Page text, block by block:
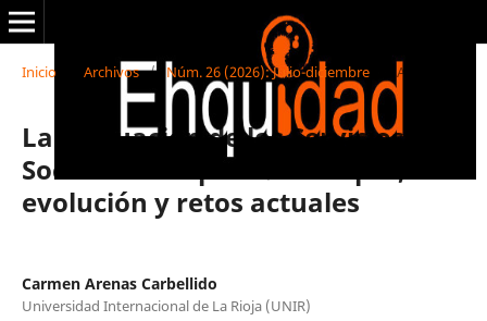
Inicio Archivos / Núm. 26 (2026): Julio-diciembre Artículos
La evaluación de los Servicios
Sociales en España: concepto,
evolución y retos actuales
Carmen Arenas Carbellido
Universidad Internacional de La Rioja (UNIR)